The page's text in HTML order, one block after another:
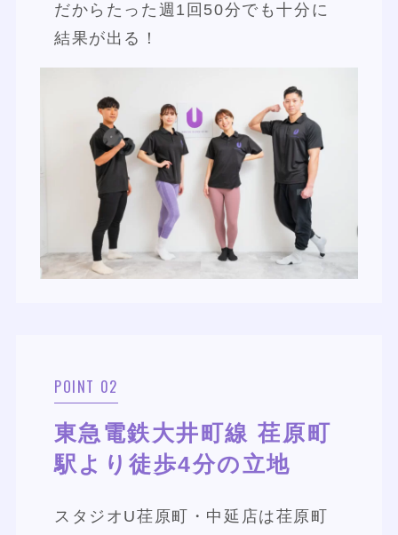
だからたった週1回50分でも十分に
結果が出る！
POINT 02
東急電鉄大井町線 荏原町
駅より徒歩4分の立地
スタジオU荏原町・中延店は荏原町